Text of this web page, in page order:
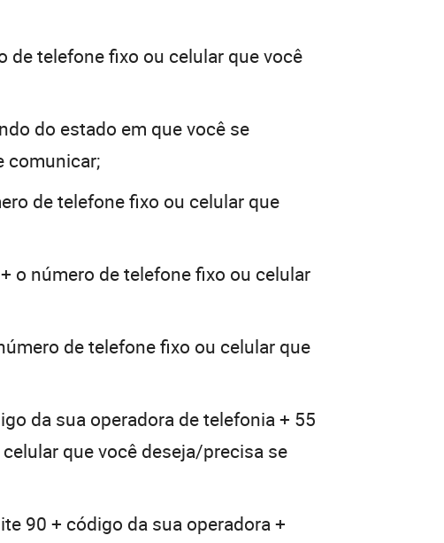
de telefone fixo ou celular que você
do estado em que você se
comunicar;
de telefone fixo ou celular que
o número de telefone fixo ou celular
de telefone fixo ou celular que
da sua operadora de telefonia + 55
que você deseja/precisa se
90 + código da sua operadora +